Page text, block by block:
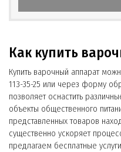
Как купить
Купить варочный аппарат
113-35-25 или через форму
позволяет оснастить
объекты общественного
представленных товаров
существенно ускоряет
предлагаем бесплатные